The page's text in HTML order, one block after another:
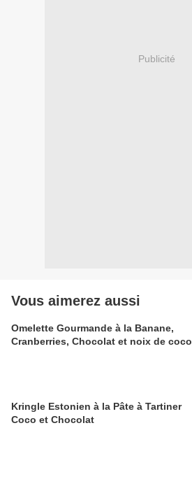
Publicité
Vous aimerez aussi
Omelette Gourmande à la Banane,
Cranberries, Chocolat et noix de coco
Kringle Estonien à la Pâte à Tartiner
Coco et Chocolat